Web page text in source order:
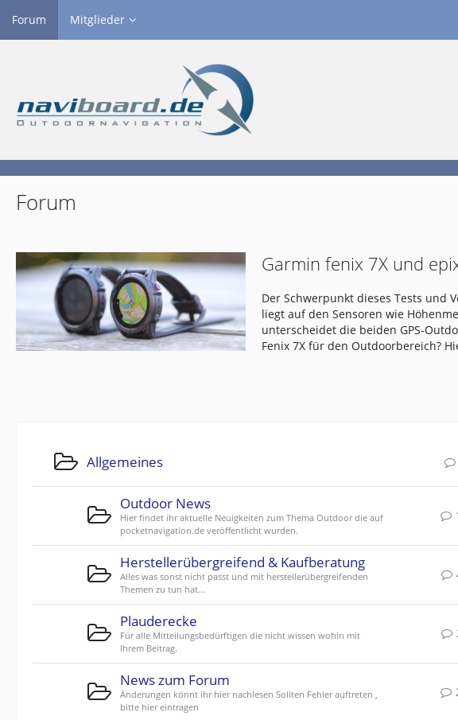
Forum Mitglieder
Forum
Garmin fenix 7X und
Der Schwerpunkt dieses Tests und
liegt auf den Sensoren wie
unterscheidet die beiden GPS-
Fenix 7X für den Outdoorbereich?
Allgemeines
Outdoor News
Hier findet ihr aktuelle Neuigkeiten zum Thema Outdoor die auf
pocketnavigation.de veröffentlicht wurden.
Herstellerübergreifend & Kaufberatung
Alles was sonst nicht passt und mit herstellerübergreifenden
Themen zu tun hat...
Plauderecke
Für alle Mitteilungsbedürftigen die nicht wissen wohin mit
Ihrem Beitrag.
News zum Forum
Änderungen könnt ihr hier nachlesen Sollten Fehler auftreten ,
bitte hier eintragen